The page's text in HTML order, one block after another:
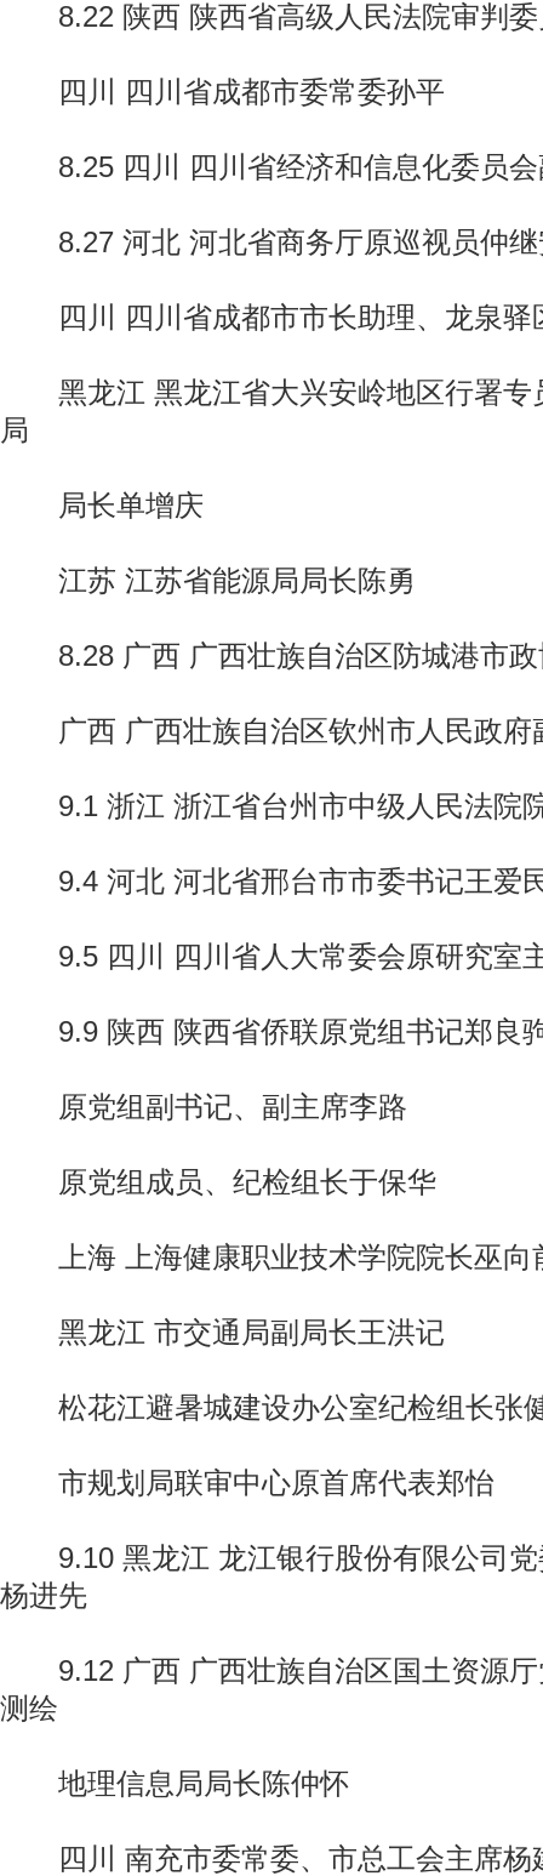
8.22 陕西 陕西省高级人民法院审判委
四川 四川省成都市委常委孙平
8.25 四川 四川省经济和信息化委员会
8.27 河北 河北省商务厅原巡视员仲继
四川 四川省成都市市长助理、龙泉驿
黑龙江 黑龙江省大兴安岭地区行署专
局
局长单增庆
江苏 江苏省能源局局长陈勇
8.28 广西 广西壮族自治区防城港市政
广西 广西壮族自治区钦州市人民政府
9.1 浙江 浙江省台州市中级人民法院
9.4 河北 河北省邢台市市委书记王爱
9.5 四川 四川省人大常委会原研究室
9.9 陕西 陕西省侨联原党组书记郑良
原党组副书记、副主席李路
原党组成员、纪检组长于保华
上海 上海健康职业技术学院院长巫向
黑龙江 市交通局副局长王洪记
松花江避暑城建设办公室纪检组长张
市规划局联审中心原首席代表郑怡
9.10 黑龙江 龙江银行股份有限公司党
杨进先
9.12 广西 广西壮族自治区国土资源厅
测绘
地理信息局局长陈仲怀
四川 南充市委常委、市总工会主席杨